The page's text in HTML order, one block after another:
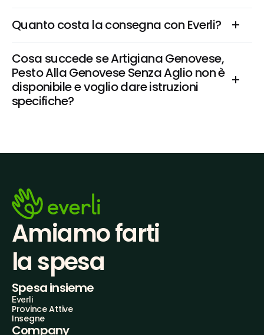
Quanto costa la consegna con Everli?
Cosa succede se Artigiana Genovese,
Pesto Alla Genovese Senza Aglio non è
disponibile e voglio dare istruzioni
specifiche?
Amiamo farti
la spesa
Spesa insieme
Everli
Province Attive
Insegne
Company